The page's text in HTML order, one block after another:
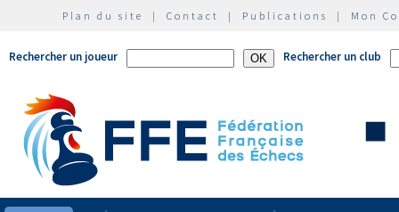
Plan du site | Contact | Publications | Mon
Rechercher un joueur Rechercher un club